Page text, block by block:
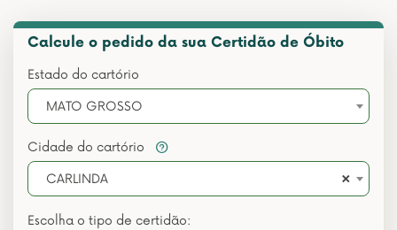
Calcule o pedido da sua Certidão de Óbito
Estado do cartório
MATO GROSSO
Cidade do cartório
×
CARLINDA
Escolha o tipo de certidão: